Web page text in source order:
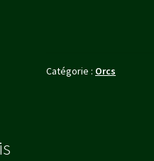
DE
Catégorie : Orcs